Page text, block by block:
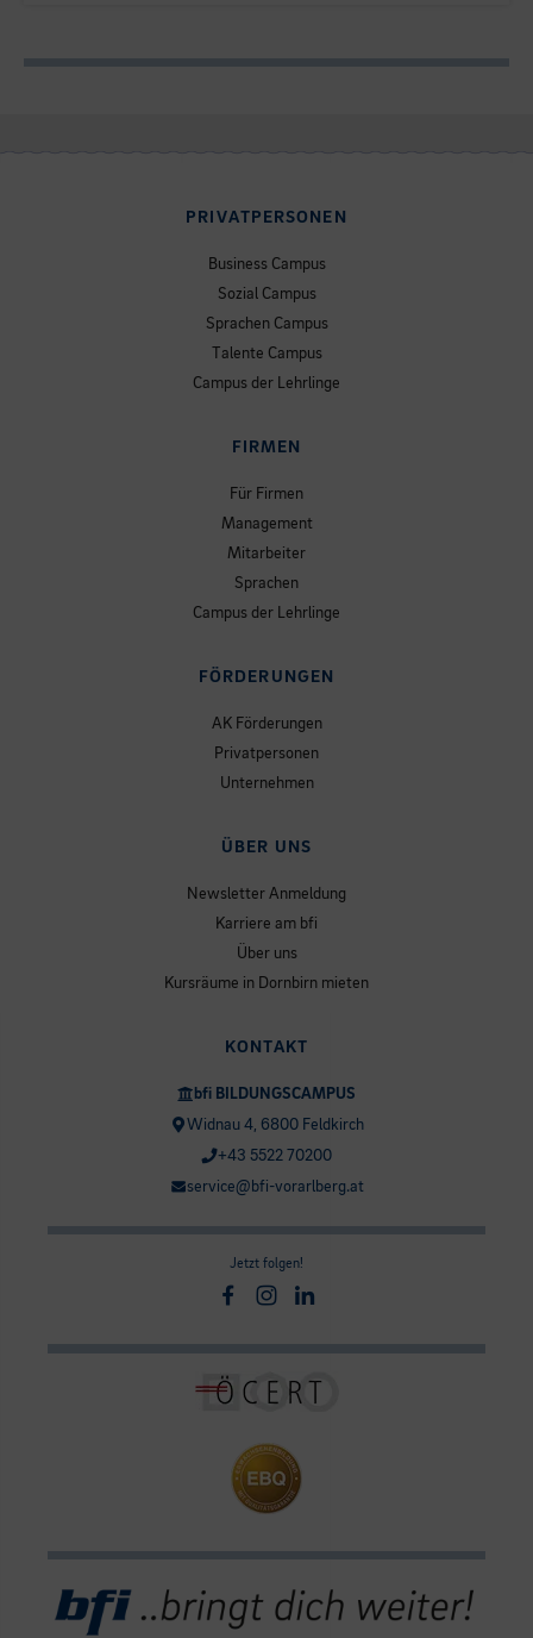
PRIVATPERSONEN
Business Campus
Sozial Campus
Sprachen Campus
Talente Campus
Campus der Lehrlinge
FIRMEN
Für Firmen
Management
Mitarbeiter
Sprachen
Campus der Lehrlinge
FÖRDERUNGEN
AK Förderungen
Privatpersonen
Unternehmen
ÜBER UNS
Newsletter Anmeldung
Karriere am bfi
Über uns
Kursräume in Dornbirn mieten
KONTAKT
bfi BILDUNGSCAMPUS
Widnau 4, 6800 Feldkirch
+43 5522 70200
service@bfi-vorarlberg.at
Jetzt folgen!
Facebook
Instagram
Linkedin